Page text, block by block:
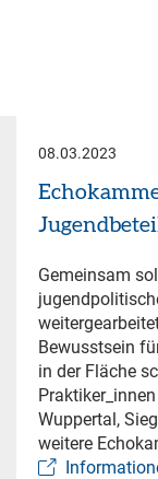
08.03.2023
Gemeinsam
Bewusstsein
in der Fläche
Wuppertal,
weitere